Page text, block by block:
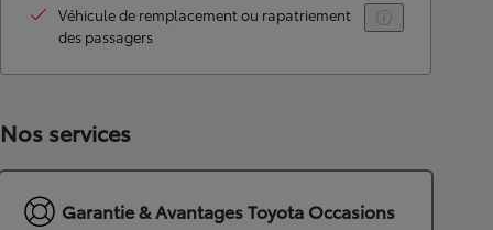
Véhicule de remplacement ou rapatriement
des passagers
Nos services
Garantie & Avantages Toyota Occasions